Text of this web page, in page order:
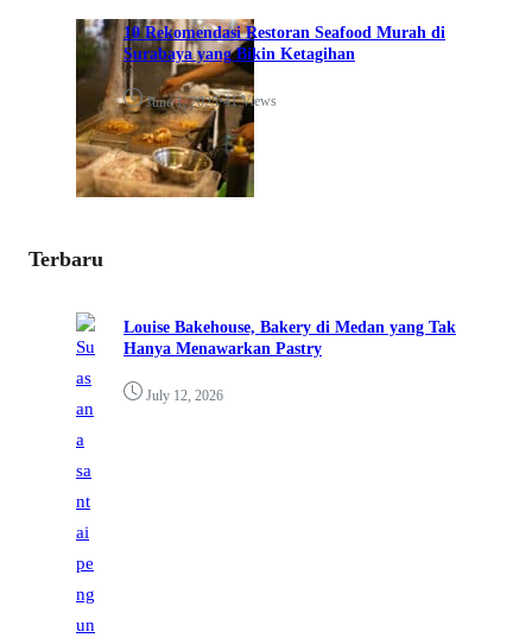
10 Rekomendasi Restoran Seafood Murah di
Surabaya yang Bikin Ketagihan
June 1, 2025•41 Views
Terbaru
Louise Bakehouse, Bakery di Medan yang Tak
Hanya Menawarkan Pastry
July 12, 2026